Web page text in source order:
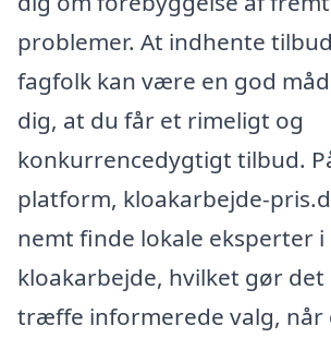
problemer. At indhente
fagfolk kan være en god
dig, at du får et rimeligt og
konkurrencedygtigt tilbud.
platform, kloakarbejde-
nemt finde lokale eksperter i
kloakarbejde, hvilket gør
træffe informerede valg, når